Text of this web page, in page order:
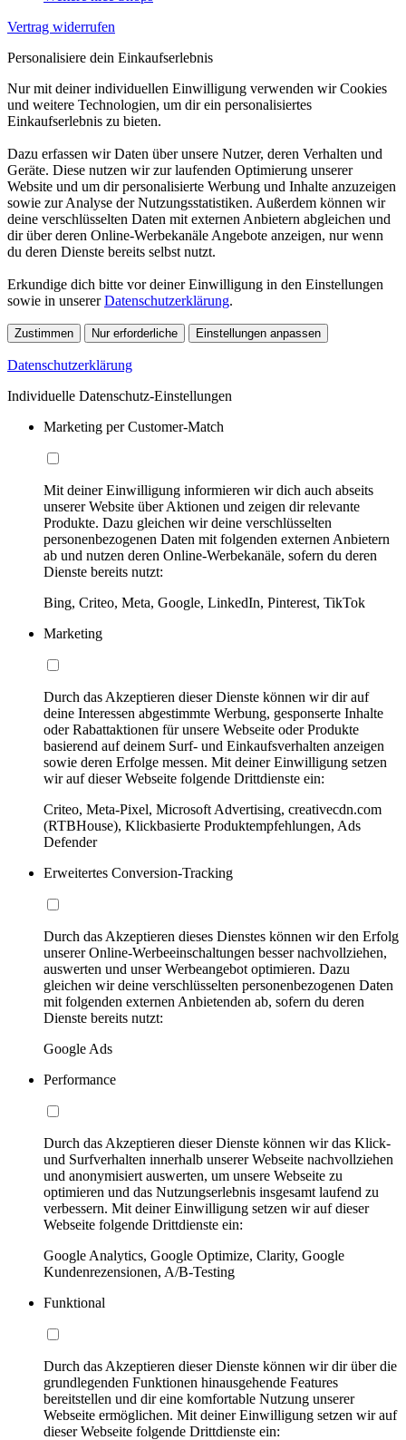
Vertrag widerrufen
Personalisiere dein Einkaufserlebnis
Nur mit deiner individuellen Einwilligung verwenden wir Cookies
und weitere Technologien, um dir ein personalisiertes
Einkaufserlebnis zu bieten.
Dazu erfassen wir Daten über unsere Nutzer, deren Verhalten und
Geräte. Diese nutzen wir zur laufenden Optimierung unserer
Website und um dir personalisierte Werbung und Inhalte anzuzeigen
sowie zur Analyse der Nutzungsstatistiken. Außerdem können wir
deine verschlüsselten Daten mit externen Anbietern abgleichen und
dir über deren Online-Werbekanäle Angebote anzeigen, nur wenn
du deren Dienste bereits selbst nutzt.
Erkundige dich bitte vor deiner Einwilligung in den Einstellungen
sowie in unsererDatenschutzerklärung.
Zustimmen Nur erforderliche Einstellungen anpassen
Datenschutzerklärung
Individuelle Datenschutz-Einstellungen
Marketing per Customer-Match
Mit deiner Einwilligung informieren wir dich auch abseits
unserer Website über Aktionen und zeigen dir relevante
Produkte. Dazu gleichen wir deine verschlüsselten
personenbezogenen Daten mit folgenden externen Anbietern
ab und nutzen deren Online-Werbekanäle, sofern du deren
Dienste bereits nutzt:
Bing, Criteo, Meta, Google, LinkedIn, Pinterest, TikTok
Marketing
Durch das Akzeptieren dieser Dienste können wir dir auf
deine Interessen abgestimmte Werbung, gesponserte Inhalte
oder Rabattaktionen für unsere Webseite oder Produkte
basierend auf deinem Surf- und Einkaufsverhalten anzeigen
sowie deren Erfolge messen. Mit deiner Einwilligung setzen
wir auf dieser Webseite folgende Drittdienste ein:
Criteo, Meta-Pixel, Microsoft Advertising, creativecdn.com
(RTBHouse), Klickbasierte Produktempfehlungen, Ads
Defender
Erweitertes Conversion-Tracking
Durch das Akzeptieren dieses Dienstes können wir den Erfolg
unserer Online-Werbeeinschaltungen besser nachvollziehen,
auswerten und unser Werbeangebot optimieren. Dazu
gleichen wir deine verschlüsselten personenbezogenen Daten
mit folgenden externen Anbietenden ab, sofern du deren
Dienste bereits nutzt:
Google Ads
Performance
Durch das Akzeptieren dieser Dienste können wir das Klick-
und Surfverhalten innerhalb unserer Webseite nachvollziehen
und anonymisiert auswerten, um unsere Webseite zu
optimieren und das Nutzungserlebnis insgesamt laufend zu
verbessern. Mit deiner Einwilligung setzen wir auf dieser
Webseite folgende Drittdienste ein:
Google Analytics, Google Optimize, Clarity, Google
Kundenrezensionen, A/B-Testing
Funktional
Durch das Akzeptieren dieser Dienste können wir dir über die
grundlegenden Funktionen hinausgehende Features
bereitstellen und dir eine komfortable Nutzung unserer
Webseite ermöglichen. Mit deiner Einwilligung setzen wir auf
dieser Webseite folgende Drittdienste ein: